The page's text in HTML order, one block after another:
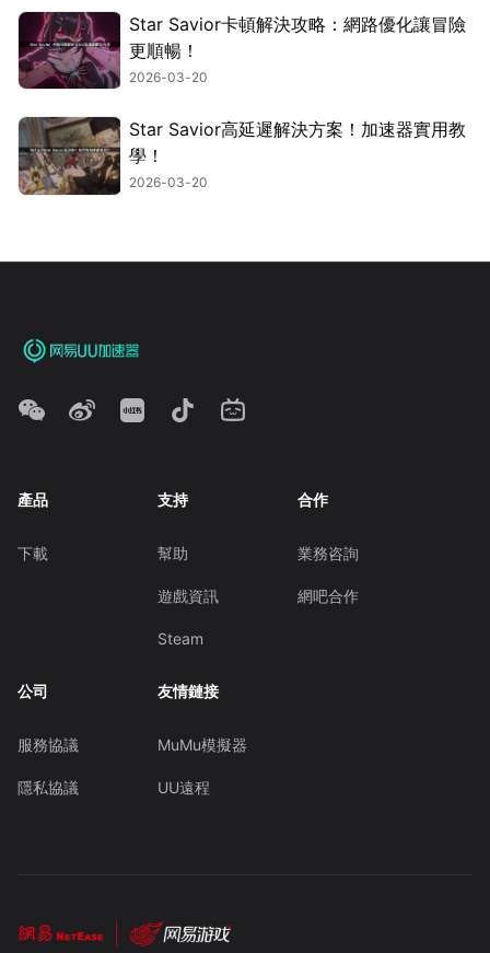
Star Savior卡頓解決攻略：網路優化讓冒險
更順暢！
2026-03-20
Star Savior高延遲解決方案！加速器實用教
學！
2026-03-20
產品
下載
支持
幫助
遊戲資訊
Steam
合作
業務咨詢
網吧合作
公司
服務協議
隱私協議
友情鏈接
MuMu模擬器
UU遠程